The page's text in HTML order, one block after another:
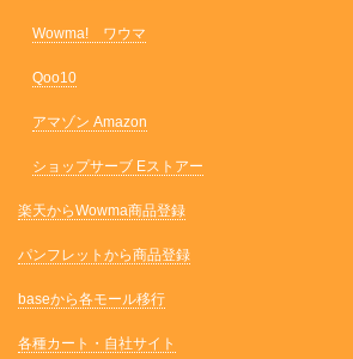
Wowma! ワウマ
Qoo10
アマゾン Amazon
ショップサーブ Eストアー
楽天からWowma商品登録
パンフレットから商品登録
baseから各モール移行
各種カート・自社サイト